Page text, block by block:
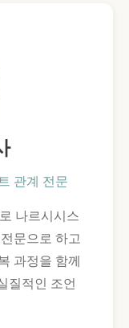
관계 전문
나르시시스
문으로 하고
과정을 함께
질적인 조언